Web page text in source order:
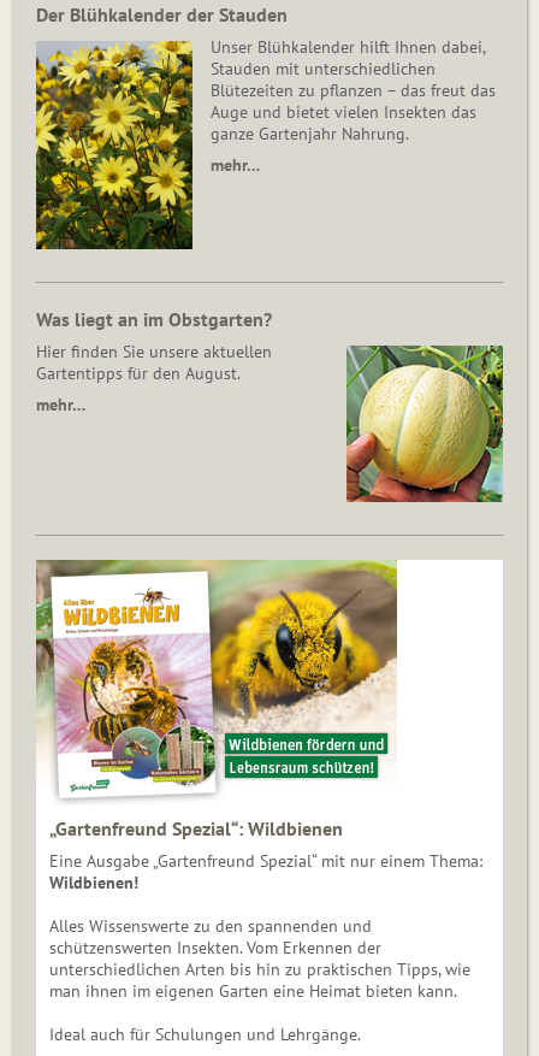
Der Blühkalender der Stauden
Unser Blühkalender hilft Ihnen dabei,
Stauden mit unterschiedlichen
Blütezeiten zu pflanzen – das freut das
Auge und bietet vielen Insekten das
ganze Gartenjahr Nahrung.
mehr…
Was liegt an im Obstgarten?
Hier finden Sie unsere aktuellen
Gartentipps für den August.
mehr…
„Gartenfreund Spezial“: Wildbienen
Eine Ausgabe „Gartenfreund Spezial“ mit nur einem Thema:
Wildbienen!
Alles Wissenswerte zu den spannenden und
schützenswerten Insekten. Vom Erkennen der
unterschiedlichen Arten bis hin zu praktischen Tipps, wie
man ihnen im eigenen Garten eine Heimat bieten kann.
Ideal auch für Schulungen und Lehrgänge.